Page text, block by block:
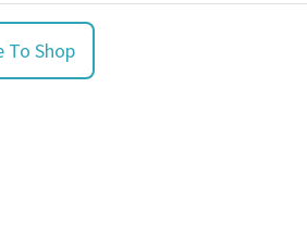
To Shop